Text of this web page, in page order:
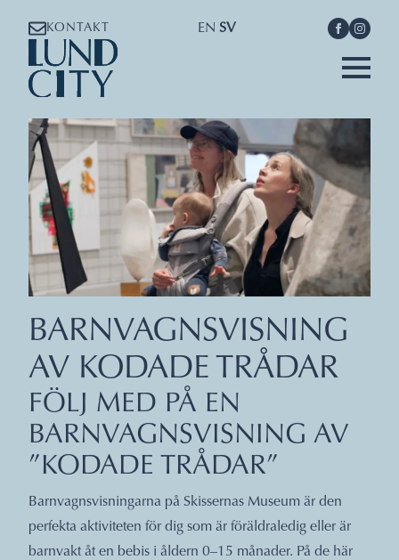
KONTAKT EN SV
BARNVAGNSVISNING
AV KODADE TRÅDAR
FÖLJ MED PÅ EN
BARNVAGNSVISNING AV
”KODADE TRÅDAR”
Barnvagnsvisningarna på Skissernas Museum är den
perfekta aktiviteten för dig som är föräldraledig eller är
barnvakt åt en bebis i åldern 0–15 månader. På de här